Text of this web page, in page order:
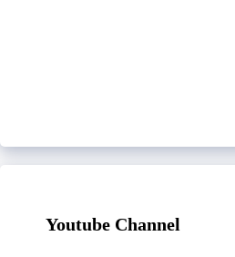
Youtube Channel